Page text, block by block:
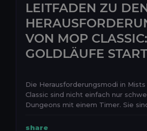
LEITFADEN ZU
VON MOP CLASSIC:
GOLDLÄUFE
Die Herausforderungsmodi in
Classic sind nicht einfach nur
Dungeons mit einem Timer. Sie
share